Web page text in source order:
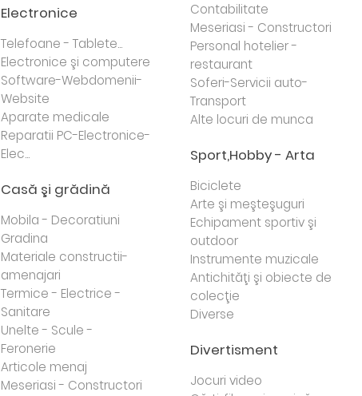
Electronice
Telefoane - Tablete...
Electronice şi computere
Software-Webdomenii-
Website
Aparate medicale
Reparatii PC-Electronice-
Elec...
Casă şi grădină
Mobila - Decoratiuni
Gradina
Materiale constructii-
amenajari
Termice - Electrice -
Sanitare
Unelte - Scule -
Feronerie
Articole menaj
Meseriasi - Constructori
Contabilitate
Meseriasi - Constructori
Personal hotelier -
restaurant
Soferi-Servicii auto-
Transport
Alte locuri de munca
Sport,Hobby - Arta
Biciclete
Arte şi meşteşuguri
Echipament sportiv şi
outdoor
Instrumente muzicale
Antichităţi şi obiecte de
colecţie
Diverse
Divertisment
Jocuri video